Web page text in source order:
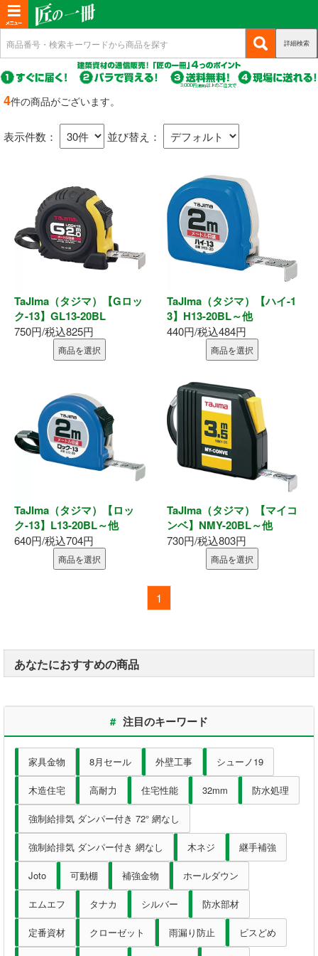
T
o
g
g
l
n
a
o
新規会員登録(c
u
r
e
t)
ログイン
(c
u
r
r
e
n
(c
u
r
t)
商品カテゴリから選ぶ
基礎・土台関連
構造金物
機械打 釘・ビス
釘・ねじ
防水・気密部材
断熱材
屋内用手すり
屋外用手すり
内装部材
水廻り
物干し
換気部材
通気部材
外装部材
アルミ型材
外構部材
詳細検索
4件の商品がございます。
表示件数： 並び替え：
TaJIma（タジマ）【Gロッ
ク-13】GL13-20BL
750円/税込825円
商品を選択
TaJIma（タジマ）【ハイ-1
3】H13-20BL～他
440円/税込484円
商品を選択
TaJIma（タジマ）【ロッ
ク-13】L13-20BL～他
640円/税込704円
商品を選択
TaJIma（タジマ）【マイコ
ンベ】NMY-20BL～他
730円/税込803円
商品を選択
1
あなたにおすすめの商品
# 注目のキーワード
家具金物 8月セール 外壁工事 シューノ19
木造住宅 高耐力 住宅性能 32mm 防水処理
強制給排気 ダンパー付き 72° 網なし
強制給排気 ダンパー付き 網なし 木ネジ 継手補強
Joto 可動棚 補強金物 ホールダウン
エムエフ タナカ シルバー 防水部材
定番資材 クローゼット 雨漏り防止 ビスどめ